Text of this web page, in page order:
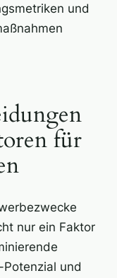
und
für
nur ein Faktor
und